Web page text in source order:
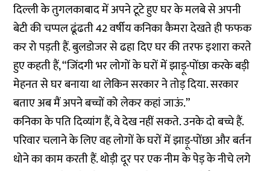
दिल्ली के तुगलकाबाद में अपने टूटे हुए घर के मलबे से अपनी
बेटी की चप्पल ढूंढती 42 वर्षीय कनिका कैमरा देखते ही फफक
कर रो पड़ती हैं. बुलडोजर से ढहा दिए घर की तरफ इशारा करते
हुए कहती हैं, “जिंदगी भर लोगों के घरों में झाड़ू-पोंछा करके बड़ी
मेहनत से घर बनाया था लेकिन सरकार ने तोड़ दिया. सरकार
बताए अब मैं अपने बच्चों को लेकर कहां जाऊं.”
कनिका के पति दिव्यांग हैं, वे देख नहीं सकते. उनके दो बच्चे हैं.
परिवार चलाने के लिए वह लोगों के घरों में झाड़ू-पोंछा और बर्तन
धोने का काम करती हैं. थोड़ी दूर पर एक नीम के पेड़ के नीचे लगे